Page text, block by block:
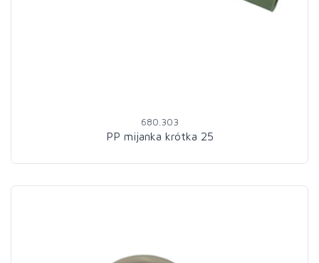
680.303
PP mijanka krótka 25